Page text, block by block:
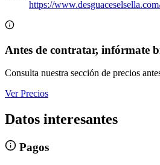
https://
Antes de contratar, infórmate
Consulta nuestra sección de precios
Ver Precios
Datos interesantes
Pagos